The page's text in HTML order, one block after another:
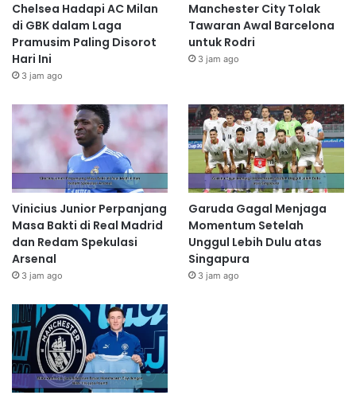
Chelsea Hadapi AC Milan
di GBK dalam Laga
Pramusim Paling Disorot
Hari Ini
3 jam ago
Manchester City Tolak
Tawaran Awal Barcelona
untuk Rodri
3 jam ago
Vinicius Junior Perpanjang
Masa Bakti di Real Madrid
dan Redam Spekulasi
Arsenal
3 jam ago
Garuda Gagal Menjaga
Momentum Setelah
Unggul Lebih Dulu atas
Singapura
3 jam ago